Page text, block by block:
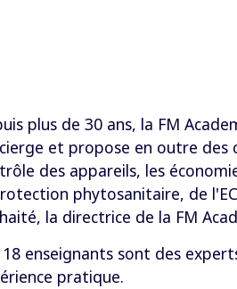
plus de 30 ans, la FM
et propose en outre des
des appareils, les
phytosanitaire, de
la directrice de la FM
18 enseignants sont des
pratique.